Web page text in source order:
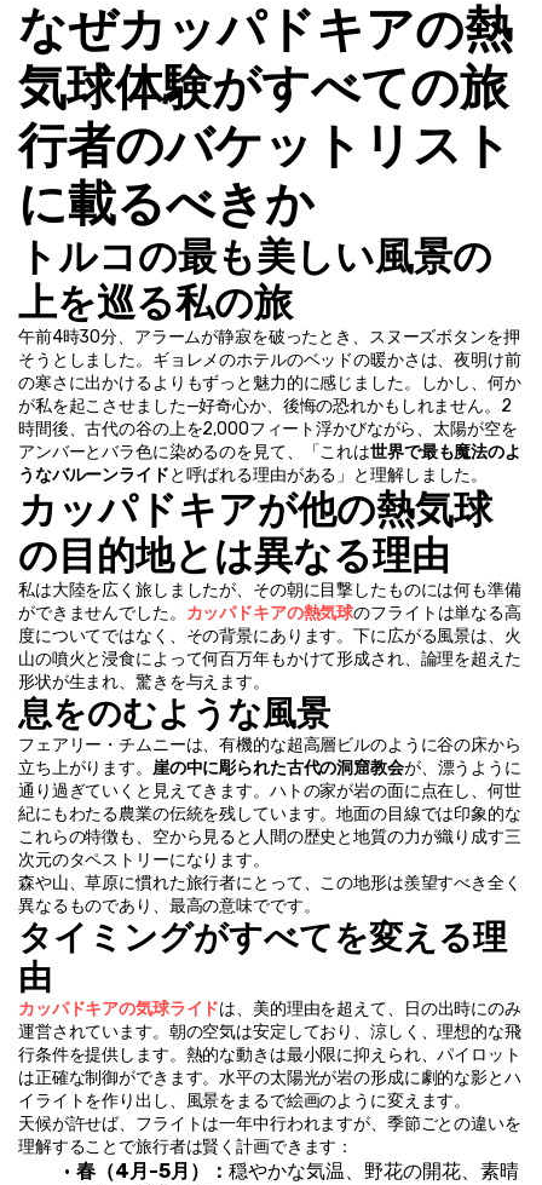
なぜカッパドキアの熱
気球体験がすべての旅
行者のバケットリスト
に載るべきか
トルコの最も美しい風景の
上を巡る私の旅
午前4時30分、アラームが静寂を破ったとき、スヌーズボタンを押
そうとしました。ギョレメのホテルのベッドの暖かさは、夜明け前
の寒さに出かけるよりもずっと魅力的に感じました。しかし、何か
が私を起こさせました—好奇心か、後悔の恐れかもしれません。2
時間後、古代の谷の上を2,000フィート浮かびながら、太陽が空を
アンバーとバラ色に染めるのを見て、「これは世界で最も魔法のよ
うなバルーンライドと呼ばれる理由がある」と理解しました。
カッパドキアが他の熱気球
の目的地とは異なる理由
私は大陸を広く旅しましたが、その朝に目撃したものには何も準備
ができませんでした。 カッパドキアの熱気球のフライトは単なる高
度についてではなく、その背景にあります。下に広がる風景は、火
山の噴火と浸食によって何百万年もかけて形成され、論理を超えた
形状が生まれ、驚きを与えます。
息をのむような風景
フェアリー・チムニーは、有機的な超高層ビルのように谷の床から
立ち上がります。 崖の中に彫られた古代の洞窟教会が、漂うように
通り過ぎていくと見えてきます。ハトの家が岩の面に点在し、何世
紀にもわたる農業の伝統を残しています。地面の目線では印象的な
これらの特徴も、空から見ると人間の歴史と地質の力が織り成す三
次元のタペストリーになります。
森や山、草原に慣れた旅行者にとって、この地形は羨望すべき全く
異なるものであり、最高の意味でです。
タイミングがすべてを変える理
由
カッパドキアの気球ライドは、美的理由を超えて、日の出時にのみ
運営されています。朝の空気は安定しており、涼しく、理想的な飛
行条件を提供します。熱的な動きは最小限に抑えられ、パイロット
は正確な制御ができます。水平の太陽光が岩の形成に劇的な影とハ
イライトを作り出し、風景をまるで絵画のように変えます。
天候が許せば、フライトは一年中行われますが、季節ごとの違いを
理解することで旅行者は賢く計画できます：
春（4月-5月）： 穏やかな気温、野花の開花、素晴